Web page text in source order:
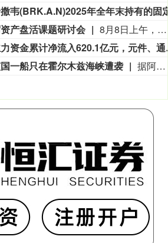
产盘活课题研讨会
8月8日上午，全球财富管理论坛在京召开“地方国有存量资产盘活进展、难点与策略”课题研讨会，楼继伟出席会议并做总结发言。楼继伟在发言中表示，盘活国有资产既是近期的当务之急，也是一项长期性的战略任务。当前我国GDP平减指数阶段性承压走低，财政维持紧平衡格局的压力持续攀升；我国税收结构以间接税为主体，税收收入增速显著弱于名义GDP增速，财政内生增收动能受限。叠加土地财政收入大幅收缩，地方隐性债务化解、长期限国债常态化发行带来的利息支出刚性上涨，收支两端压力持续凸显。综合多重现实约束来看，国有存量资产盘活并非短期应急手段，而是一项需要常态化、长效化推进的重点工作。（全球财富管理论坛）
本周大盘主力
一船只在霍尔木兹海峡遭袭 据阿联酋通讯社8月8日报道，阿布扎比国家石油公司证实，该公司一艘船只当天凌晨在通过霍尔木兹海峡时遭导弹袭击。阿布扎比国家石油公司说，袭击未造成人员受伤，目前局面可控。该公司并未提供遭袭船只具体类型、导弹来源以及船只受损情况等更多细节。（新华社）